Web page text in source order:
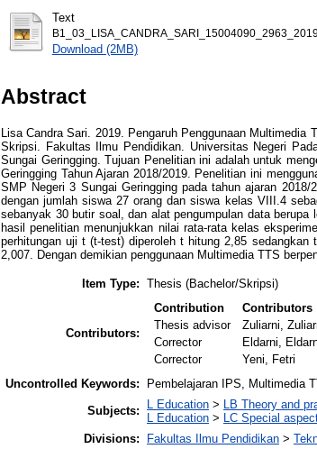
Text
Download (2MB)
Abstract
Lisa Candra Sari. 2019. Pengaruh Penggunaan
Skripsi. Fakultas Ilmu Pendidikan. Universitas Negeri
Sungai Geringging. Tujuan Penelitian ini adalah untuk
Geringging Tahun Ajaran 2018/2019. Penelitian ini
SMP Negeri 3 Sungai Geringging pada tahun ajaran
dengan jumlah siswa 27 orang dan siswa kelas VIII.4
sebanyak 30 butir soal, dan alat pengumpulan data
hasil penelitian menunjukkan nilai rata-rata kelas
perhitungan uji t (t-test) diperoleh t hitung 2,85
2,007. Dengan demikian penggunaan Multimedia TTS
Item Type: Thesis (Bachelor/Skripsi)
Contributors:
Contribution Contributors
Thesis advisor
Zuliarni,
Corrector
Eldarni,
Corrector
Yeni, Fetri
Uncontrolled Keywords:
Pembelajaran IPS, Multimedia
Subjects:
L Education > LB Theory and
L Education > LC Special
Divisions:
Fakultas Ilmu Pendidikan >